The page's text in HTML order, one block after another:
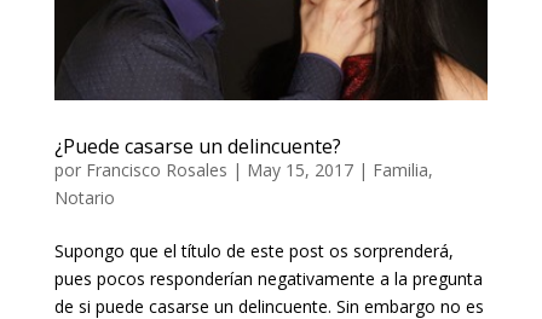
¿Puede casarse un delincuente?
por Francisco Rosales | May 15, 2017| Familia,
Notario
Supongo que el título de este post os sorprenderá,
pues pocos responderían negativamente a la pregunta
de si puede casarse un delincuente. Sin embargo no es